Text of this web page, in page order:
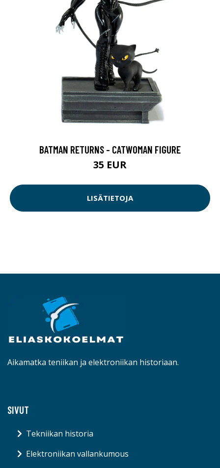
BATMAN RETURNS - CATWOMAN FIGURE
35 EUR
LISÄTIETOJA
Aikamatka teniikan ja elektroniikan historiaan.
SIVUT
Tekniikan historia
Elektroniikan vallankumous